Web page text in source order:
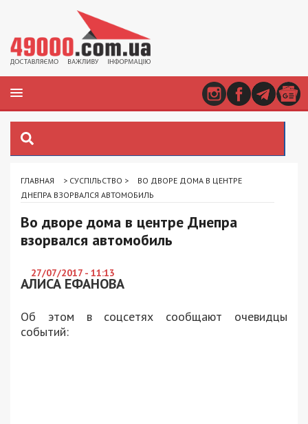
ГЛАВНАЯ > СУСПІЛЬСТВО >
ВО ДВОРЕ ДОМА В ЦЕНТРЕ
ДНЕПРА ВЗОРВАЛСЯ АВТОМОБИЛЬ
Во дворе дома в центре Днепра
взорвался автомобиль
27/07/2017 - 11:13
АЛИСА ЕФАНОВА
Об этом в соцсетях сообщают очевидцы
событий: